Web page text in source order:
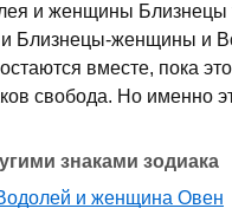
и женщины Близнецы
и Близнецы-женщины и
вместе, пока
свобода. Но именно
знаками зодиака
и женщина Овен